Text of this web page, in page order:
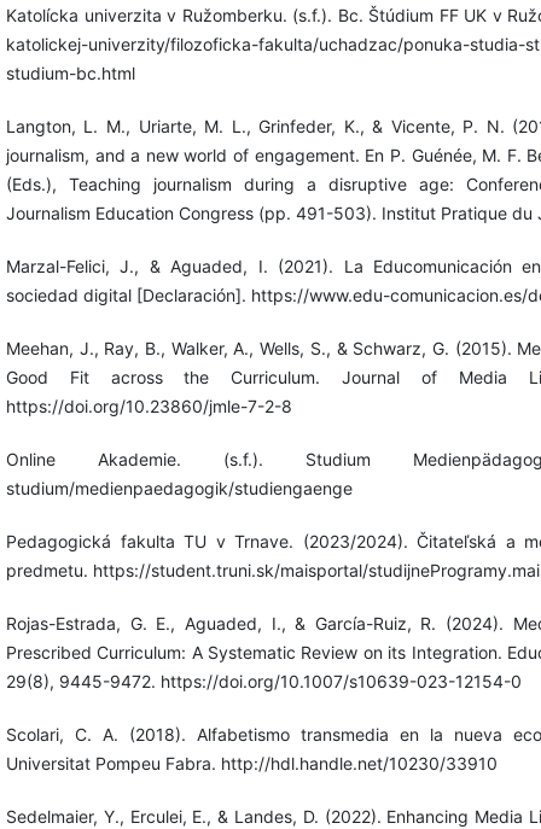
Katolícka univerzita v Ružomberku. (s.f.). Bc. Štúdium FF UK v
katolickej-univerzity/filozoficka-fakulta/uchadzac/ponuka-studia-
studium-bc.html
Langton, L. M., Uriarte, M. L., Grinfeder, K., & Vicente, P. N.
journalism, and a new world of engagement. En P. Guénée, M. F.
(Eds.), Teaching journalism during a disruptive age:
Journalism Education Congress (pp. 491-503). Institut Pratique du
Marzal-Felici, J., & Aguaded, I. (2021). La Educomunicación
sociedad digital [Declaración]. https://www.edu-comunicacion.es/
Meehan, J., Ray, B., Walker, A., Wells, S., & Schwarz, G. (2015).
Good Fit across the Curriculum. Journal of Media
https://doi.org/10.23860/jmle-7-2-8
Online Akademie. (s.f.). Studium
studium/medienpaedagogik/studiengaenge
Pedagogická fakulta TU v Trnave. (2023/2024). Čitateľská a
predmetu. https://student.truni.sk/maisportal/
Rojas-Estrada, G. E., Aguaded, I., & García-Ruiz, R. (2024).
Prescribed Curriculum: A Systematic Review on its Integration.
29(8), 9445-9472. https://doi.org/10.1007/s10639-023-12154-0
Scolari, C. A. (2018). Alfabetismo transmedia en la nueva
Universitat Pompeu Fabra. http://hdl.handle.net/10230/33910
Sedelmaier, Y., Erculei, E., & Landes, D. (2022). Enhancing Media